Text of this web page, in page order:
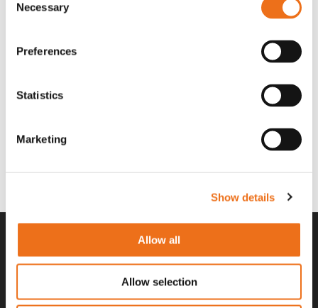
Selection
Necessary
Preferences
Statistics
Marketing
Show details
Allow all
Allow selection
finger spakställ